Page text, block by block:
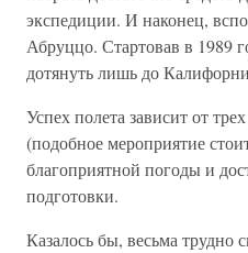
экспедиции. И наконец,
Абруццо. Стартовав в 1989
дотянуть лишь до
Успех полета зависит от
(подобное мероприятие
благоприятной погоды и
подготовки.
Казалось бы, весьма трудно